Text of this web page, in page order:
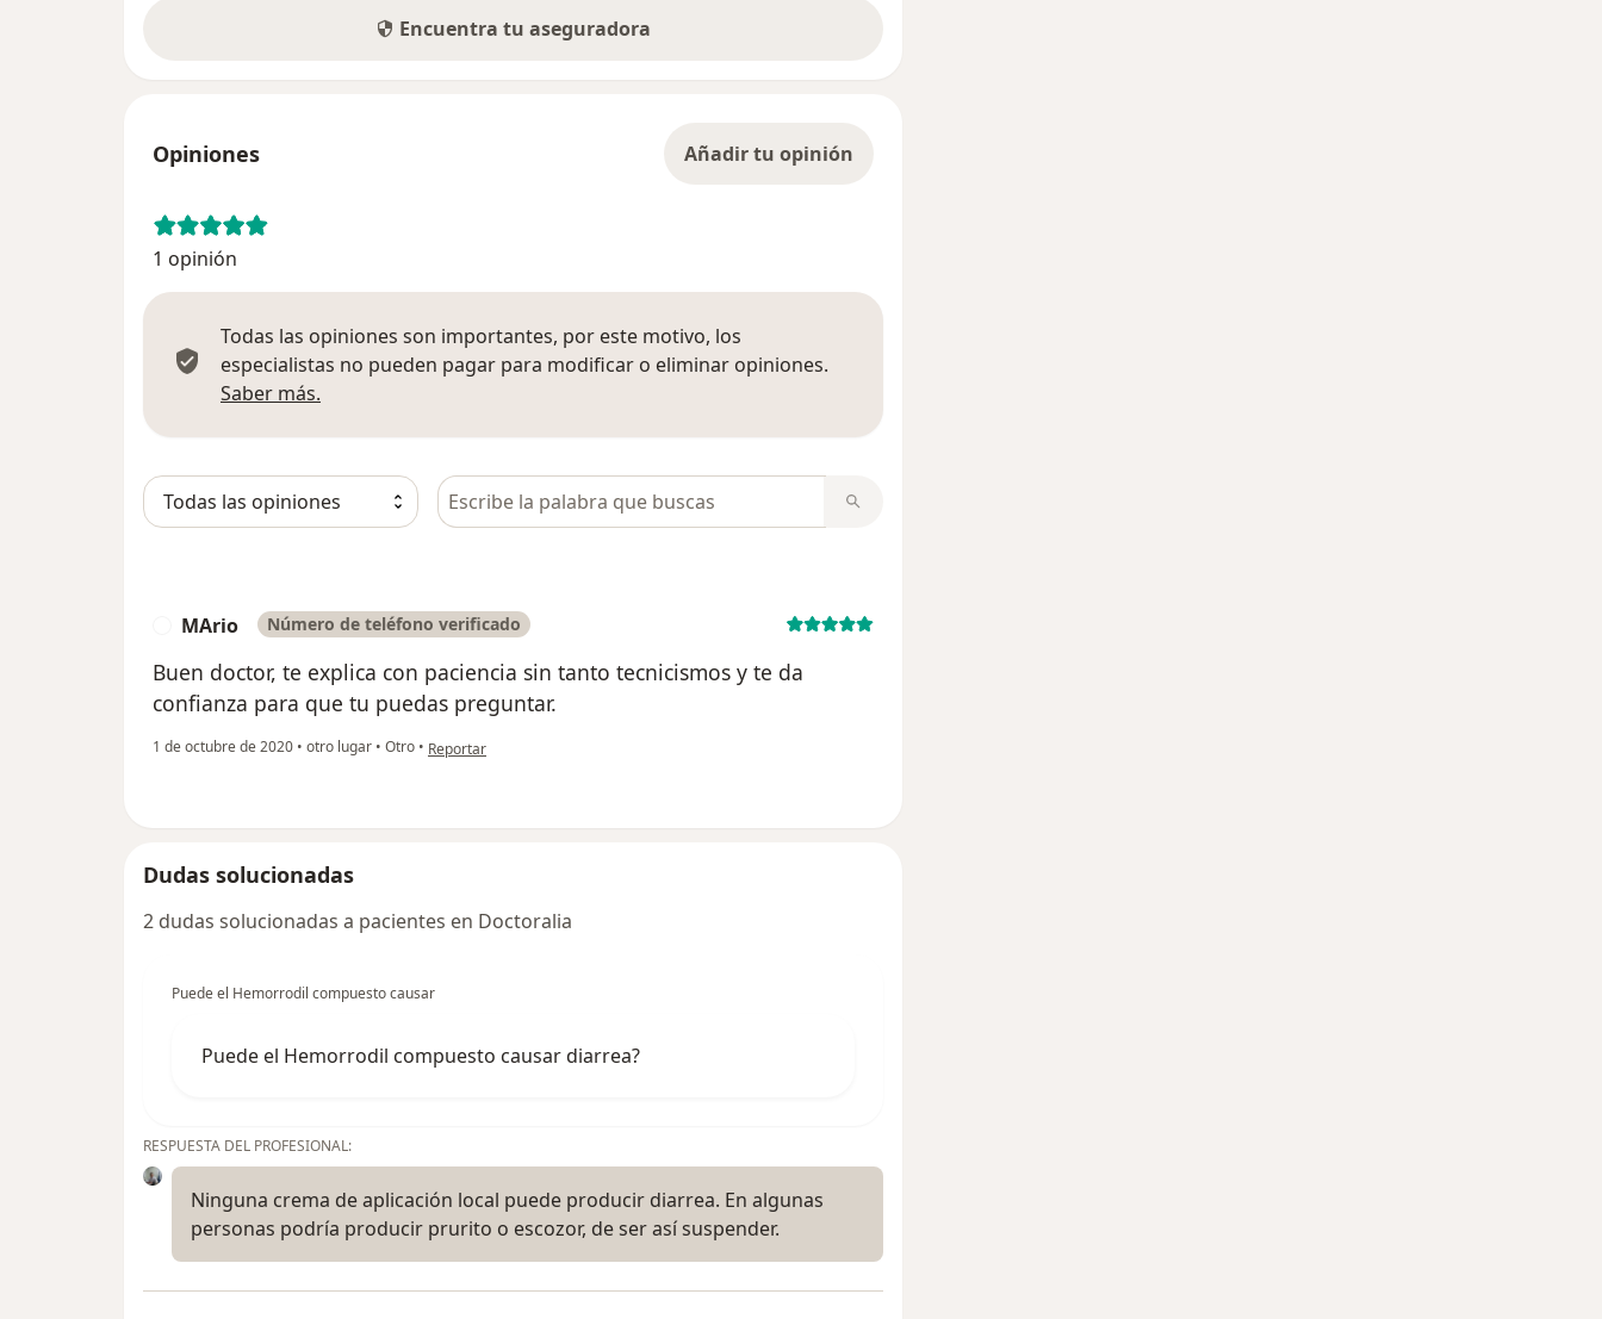
Encuentra tu aseguradora
Opiniones Añadir tu opinión
1 opinión
Todas las opiniones son importantes, por este motivo, los
especialistas no pueden pagar para modificar o eliminar opiniones.
Saber más.
Busca en opiniones
MArio Número de teléfono verificado
Buen doctor, te explica con paciencia sin tanto tecnicismos y te da
confianza para que tu puedas preguntar.
1 de octubre de 2020 • otro lugar • Otro • en opinión del usuario MArio
Reportar
Dudas solucionadas
2 dudas solucionadas a pacientes en Doctoralia
Puede el Hemorrodil compuesto causar
Puede el Hemorrodil compuesto causar diarrea?
RESPUESTA DEL PROFESIONAL:
Ninguna crema de aplicación local puede producir diarrea. En algunas
personas podría producir prurito o escozor, de ser así suspender.